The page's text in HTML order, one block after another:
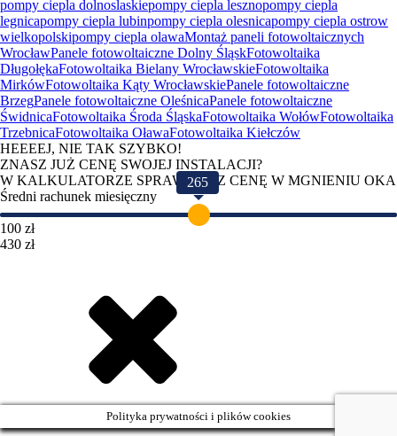
pompy ciepla dolnoslaskiepompy ciepla lesznopompy ciepla
legnicapompy ciepla lubinpompy ciepla olesnicapompy ciepla ostrow
wielkopolskipompy ciepla olawaMontaż paneli fotowoltaicznych
WrocławPanele fotowoltaiczne Dolny ŚląskFotowoltaika
DługołękaFotowoltaika Bielany WrocławskieFotowoltaika
MirkówFotowoltaika Kąty WrocławskiePanele fotowoltaiczne
BrzegPanele fotowoltaiczne OleśnicaPanele fotowoltaiczne
ŚwidnicaFotowoltaika Środa ŚląskaFotowoltaika WołówFotowoltaika
TrzebnicaFotowoltaika OławaFotowoltaika Kiełczów
HEEEEJ, NIE TAK SZYBKO!
ZNASZ JUŻ CENĘ SWOJEJ INSTALACJI?
W KALKULATORZE SPRAWDZISZ CENĘ W MGNIENIU OKA
Średni rachunek miesięczny
265
100 zł
430 zł
Polityka prywatności i plików cookies